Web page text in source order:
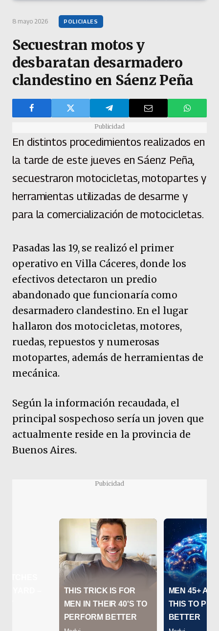
8 mayo 2026 POLICIALES
Secuestran motos y
desbaratan desarmadero
clandestino en Sáenz Peña
Publicidad
En distintos procedimientos realizados en
la tarde de este jueves en Sáenz Peña,
secuestraron motocicletas, motopartes y
herramientas utilizadas de desarme y
para la comercialización de motocicletas.
Pasadas las 19, se realizó el primer
operativo en Villa Cáceres, donde los
efectivos detectaron un predio
abandonado que funcionaría como
desarmadero clandestino. En el lugar
hallaron dos motocicletas, motores,
ruedas, repuestos y numerosas
motopartes, además de herramientas de
mecánica.
Según la información recaudada, el
principal sospechoso sería un joven que
actualmente reside en la provincia de
Buenos Aires.
Pubicidad